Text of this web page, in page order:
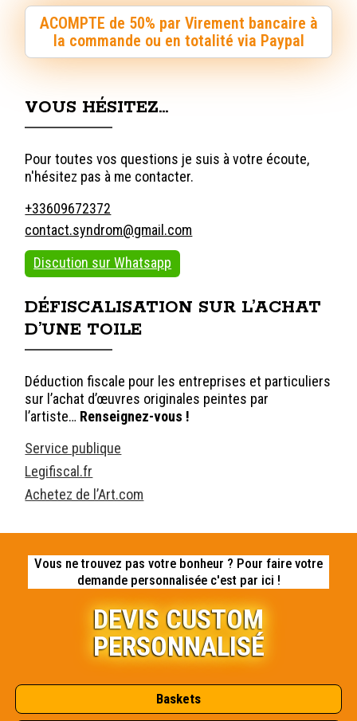
ACOMPTE de 50% par Virement bancaire à
la commande ou en totalité via Paypal
VOUS HÉSITEZ…
Pour toutes vos questions je suis à votre écoute,
n'hésitez pas à me contacter.
+33609672372
contact.syndrom@gmail.com
Discution sur Whatsapp
DÉFISCALISATION SUR L’ACHAT
D’UNE TOILE
Déduction fiscale pour les entreprises et particuliers
sur l’achat d’œuvres originales peintes par
l’artiste… Renseignez-vous !
Service publique
Legifiscal.fr
Achetez de l’Art.com
Vous ne trouvez pas votre bonheur ? Pour faire votre
demande personnalisée c'est par ici !
DEVIS CUSTOM
PERSONNALISÉ
Baskets